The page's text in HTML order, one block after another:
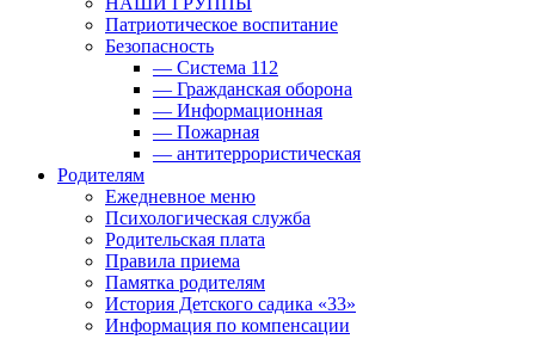
Патриотическое воспитание
Безопасность
— Система 112
— Гражданская оборона
— Информационная
— Пожарная
— антитеррористическая
Родителям
Ежедневное меню
Психологическая служба
Родительская плата
Правила приема
Памятка родителям
История Детского садика «33»
Информация по компенсации